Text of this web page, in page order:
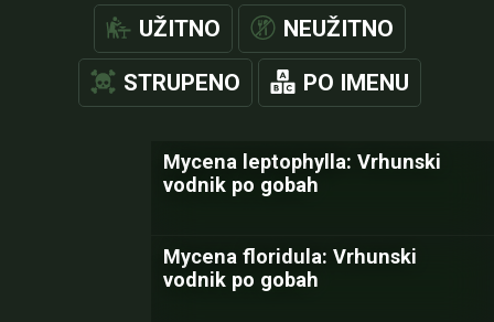
UŽITNO NEUŽITNO
STRUPENO PO IMENU
Mycena leptophylla: Vrhunski
vodnik po gobah
Mycena floridula: Vrhunski
vodnik po gobah